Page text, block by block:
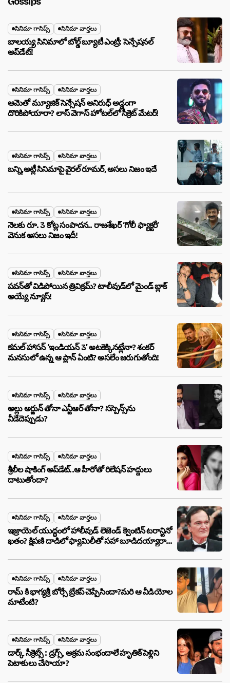
సినిమా గాసిప్స్ సినిమా వార్తలు
బాలయ్య సినిమాలో బోల్డ్ బ్యూటీ ఎంట్రీ: సెన్సేషనల్
అప్‌డేట్!
సినిమా గాసిప్స్ సినిమా వార్తలు
ఆమెతో మ్యూజిక్ సెన్సేషన్ అనిరుధ్ అడ్డంగా
దొరికిపోయారా? లాస్ వెగాస్ హోటల్‌లో సీక్రెట్ మేటర్!
సినిమా గాసిప్స్ సినిమా వార్తలు
బన్ని,అట్లీ సినిమాపై వైరల్ రూమర్, అసలు నిజం ఇదే
సినిమా గాసిప్స్ సినిమా వార్తలు
నెలకు రూ. 3 కోట్ల సంపాదన.. రాజశేఖర్ ‘గోలీ ఫ్యాక్టరీ’
వెనుక అసలు నిజం ఇదీ!
సినిమా గాసిప్స్ సినిమా వార్తలు
పవన్‌తో విడిపోయిన త్రివిక్రమ్? టాలీవుడ్‌లో మైండ్ బ్లాక్
అయ్యే న్యూస్!
సినిమా గాసిప్స్ సినిమా వార్తలు
కమల్ హాసన్ ‘ఇండియన్ 3’ అటకెక్కినట్లేనా? శంకర్
మనసులో ఉన్న ఆ ప్లాన్ ఏంటి? అసలేం జరుగుతోంది!
సినిమా గాసిప్స్ సినిమా వార్తలు
అల్లు అర్జున్ తోనా ఎన్టీఆర్ తోనా? సస్పెన్స్‌ను
వీడేదెప్పుడు?
సినిమా గాసిప్స్ సినిమా వార్తలు
శ్రీలీల షాకింగ్ అప్‌డేట్..ఆ హీరోతో రిలేషన్ హద్దులు
దాటుతోందా?
సినిమా గాసిప్స్ సినిమా వార్తలు
ఇజ్రాయెల్ యుద్ధంలో హాలీవుడ్ లెజెండ్ క్వెంటిన్ టరాన్టినో
ఖతం? క్షిపణి దాడిలో ఫ్యామిలీతో సహా బూడిదయ్యారా?
సినిమా గాసిప్స్ సినిమా వార్తలు
రామ్ కి భాగ్యశ్రీ బోర్సే బ్రేకప్ చెప్పేసిందా?మరి ఆ వీడియోల
మాటేంటి?
సినిమా గాసిప్స్ సినిమా వార్తలు
డార్క్ సీక్రెట్స్ : డ్రగ్స్, అక్రమ సంభందాలే హృతిక్ పెళ్లిని
పెటాకులు చేసాయా?